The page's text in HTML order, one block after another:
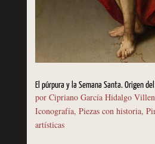
El púrpura y la Semana Santa. Origen
por Cipriano García Hidalgo
Iconografía, Piezas con historia,
artísticas